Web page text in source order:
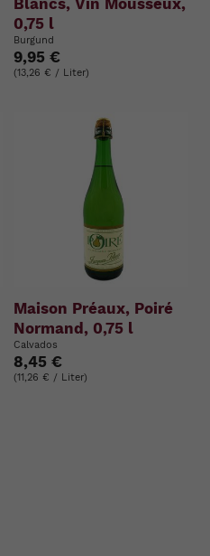
0,75 l
Burgund
9,95 €
(13,26 € / Liter)
Maison Préaux, Poiré
Normand, 0,75 l
Calvados
8,45 €
(11,26 € / Liter)